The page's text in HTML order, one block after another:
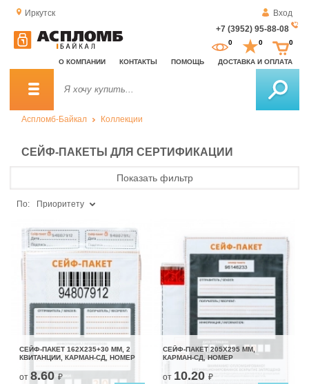
Иркутск
Вход
+7 (3952) 95-88-08
О КОМПАНИИ КОНТАКТЫ ПОМОЩЬ ДОСТАВКА И ОПЛАТА
0 0 0
Аспломб-Байкал Коллекции
СЕЙФ-ПАКЕТЫ ДЛЯ СЕРТИФИКАЦИИ
Показать фильтр
По: Приоритету
СЕЙФ-ПАКЕТ 162Х235+30 ММ, 2
КВИТАНЦИИ, КАРМАН-СД, НОМЕР
от 8.60 ₽
СЕЙФ-ПАКЕТ 205Х295 ММ,
КАРМАН-СД, НОМЕР
от 10.20 ₽